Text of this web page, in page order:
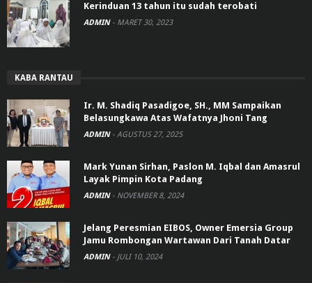
Kerinduan 13 tahun itu sudah terobati
ADMIN - MARET 30, 2023
KABA RANTAU
Ir. M. Shadiq Pasadigoe, SH., MM Sampaikan
Belasungkawa Atas Wafatnya Jhoni Tang
ADMIN - AGUSTUS 27, 2025
Mark Yunan Sirhan, Paslon M. Iqbal dan Amasrul
Layak Pimpin Kota Padang
ADMIN - NOVEMBER 8, 2024
Jelang Peresmian EIBOS, Owner Emersia Group
Jamu Rombongan Wartawan Dari Tanah Datar
ADMIN - JULI 10, 2024